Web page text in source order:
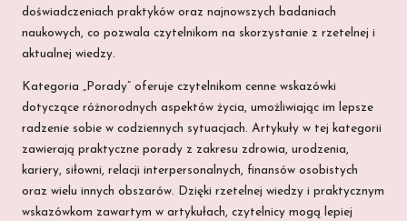
doświadczeniach praktyków oraz najnowszych badaniach
naukowych, co pozwala czytelnikom na skorzystanie z rzetelnej i
aktualnej wiedzy.
Kategoria „Porady” oferuje czytelnikom cenne wskazówki
dotyczące różnorodnych aspektów życia, umożliwiając im lepsze
radzenie sobie w codziennych sytuacjach. Artykuły w tej kategorii
zawierają praktyczne porady z zakresu zdrowia, urodzenia,
kariery, siłowni, relacji interpersonalnych, finansów osobistych
oraz wielu innych obszarów. Dzięki rzetelnej wiedzy i praktycznym
wskazówkom zawartym w artykułach, czytelnicy mogą lepiej